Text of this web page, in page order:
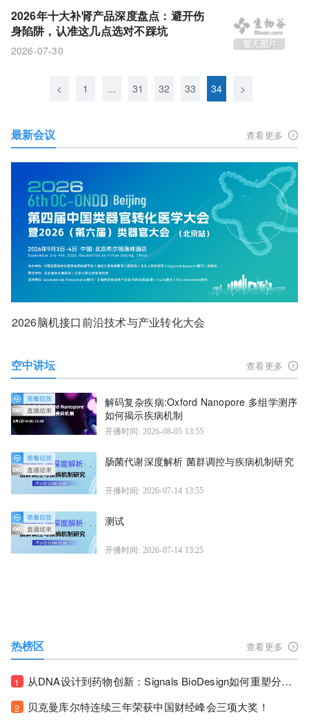
2026年十大补肾产品深度盘点：避开伤
身陷阱，认准这几点选对不踩坑
2026-07-30
< 1 ... 31 32 33 34 >
最新会议 查看更多
2026脑机接口前沿技术与产业转化大会
空中讲坛 查看更多
解码复杂疾病:Oxford Nanopore 多组学测序
如何揭示疾病机制
开播时间: 2026-08-05 13:55
肠菌代谢深度解析 菌群调控与疾病机制研究
开播时间: 2026-07-14 13:55
测试
开播时间: 2026-07-14 13:25
热榜区 查看更多
1 从DNA设计到药物创新：Signals BioDesign如何重塑分子生物学研发生态！
2 贝克曼库尔特连续三年荣获中国财经峰会三项大奖！